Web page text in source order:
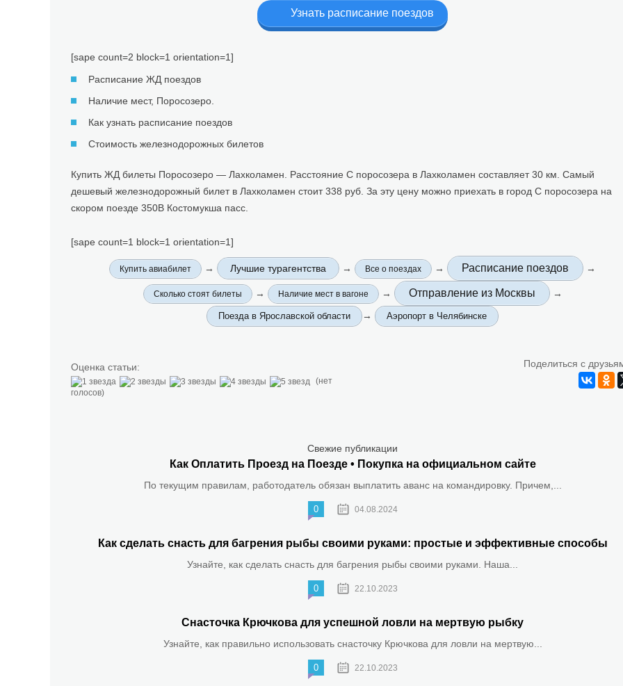
Узнать расписание поездов
[sape count=2 block=1 orientation=1]
Расписание ЖД поездов
Наличие мест, Поросозеро.
Как узнать расписание поездов
Стоимость железнодорожных билетов
Купить ЖД билеты Поросозеро — Лахколамен. Расстояние С поросозера в Лахколамен составляет 30 км. Самый
дешевый железнодорожный билет в Лахколамен стоит 338 руб. За эту цену можно приехать в город С поросозера на
скором поезде 350В Костомукша пасс.
[sape count=1 block=1 orientation=1]
Купить авиабилет → Лучшие турагентства → Все о поездах → Расписание поездов →
Сколько стоят билеты → Наличие мест в вагоне → Отправление из Москвы →
Поезда в Ярославской области → Аэропорт в Челябинске
Оценка статьи:
(нет
голосов)
Поделиться с
Свежие публикации
Как Оплатить Проезд на Поезде • Покупка на официальном сайте
По текущим правилам, работодатель обязан выплатить аванс на командировку. Причем,...
0 04.08.2024
Как сделать снасть для багрения рыбы своими руками: простые и эффективные способы
Узнайте, как сделать снасть для багрения рыбы своими руками. Наша...
0 22.10.2023
Снасточка Крючкова для успешной ловли на мертвую рыбку
Узнайте, как правильно использовать снасточку Крючкова для ловли на мертвую...
0 22.10.2023